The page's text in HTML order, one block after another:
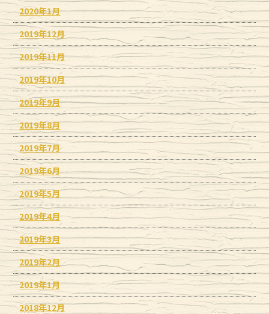
2020年1月
2019年12月
2019年11月
2019年10月
2019年9月
2019年8月
2019年7月
2019年6月
2019年5月
2019年4月
2019年3月
2019年2月
2019年1月
2018年12月